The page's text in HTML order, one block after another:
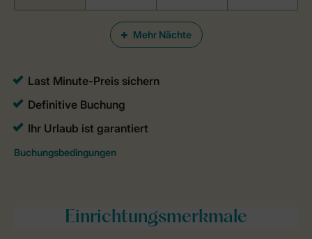
Mehr Nächte
Einrichtungsmerkmale